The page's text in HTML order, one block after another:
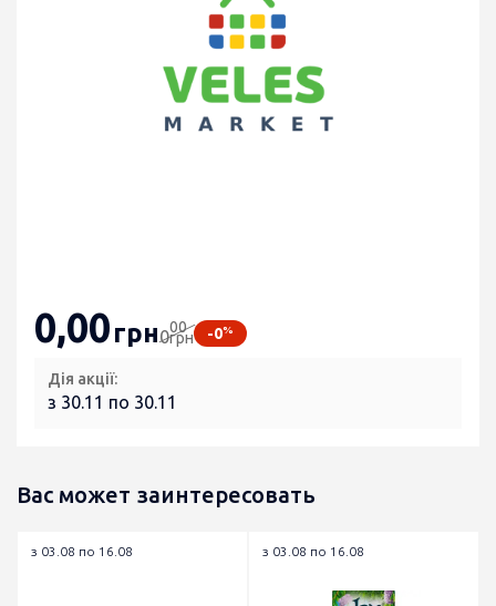
0,00грн000
грн -0%
Дія акції:
з 30.11 по 30.11
Вас может заинтересовать
з 03.08 по 16.08 з 03.08 по 16.08